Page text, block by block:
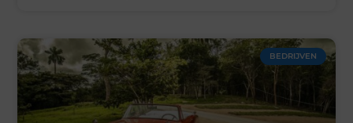
BEDRIJVEN